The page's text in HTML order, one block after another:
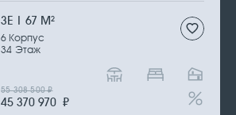
3Е | 67 М2
6 Корпус
34 Этаж
45 370 970 ₽
55 308 500₽